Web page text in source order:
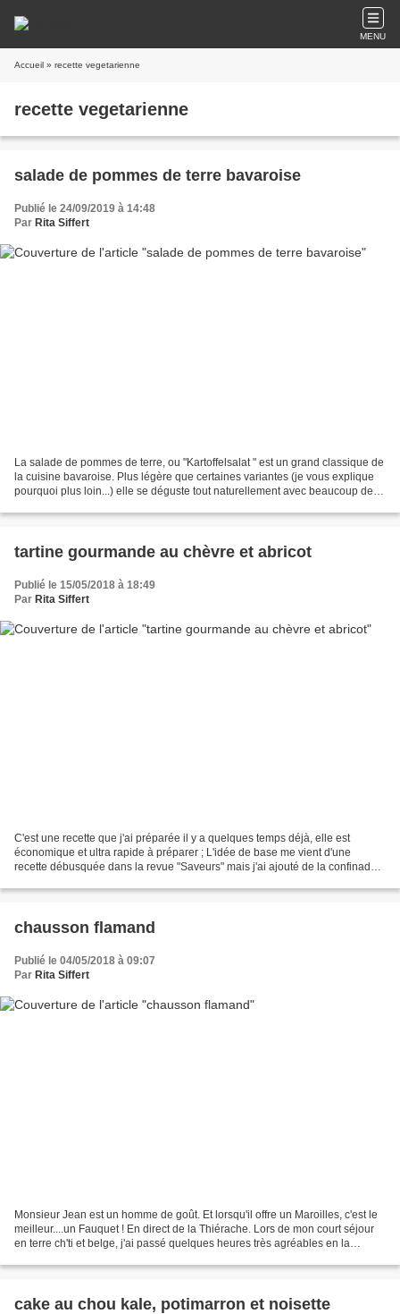
MENU
Accueil » recette vegetarienne
recette vegetarienne
salade de pommes de terre bavaroise
Publié le 24/09/2019 à 14:48
Par Rita Siffert
La salade de pommes de terre, ou "Kartoffelsalat " est un grand classique de
la cuisine bavaroise. Plus légère que certaines variantes (je vous explique
pourquoi plus loin...) elle se déguste tout naturellement avec beaucoup de
tartine gourmande au chèvre et abricot
Publié le 15/05/2018 à 18:49
Par Rita Siffert
C'est une recette que j'ai préparée il y a quelques temps déjà, elle est
économique et ultra rapide à préparer ; L'idée de base me vient d'une
recette débusquée dans la revue "Saveurs" mais j'ai ajouté de la confinade
chausson flamand
Publié le 04/05/2018 à 09:07
Par Rita Siffert
Monsieur Jean est un homme de goût. Et lorsqu'il offre un Maroilles, c'est le
meilleur....un Fauquet ! En direct de la Thiérache. Lors de mon court séjour
en terre ch'ti et belge, j'ai passé quelques heures très agréables en la
cake au chou kale, potimarron et noisette